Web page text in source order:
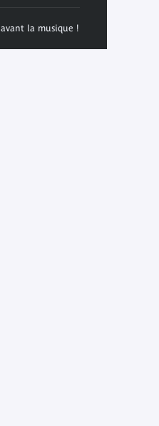
avant la musique !